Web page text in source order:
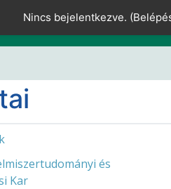
Nincs bejelentkezve. (
és
Kar